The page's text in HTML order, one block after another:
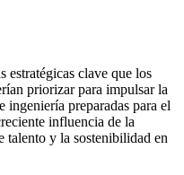
estratégicas clave que los
priorizar para impulsar la
ingeniería preparadas para el
influencia de la
talento y la sostenibilidad en